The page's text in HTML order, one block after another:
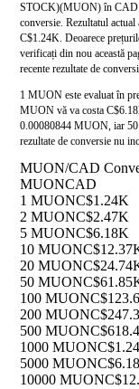
STOCK)(MUON) în CAD.
conversie. Rezultatul
C$1.24K. Deoarece
verificați din nou această
recente rezultate de
1 MUON este evaluat în
MUON vă va costa
0.00080844 MUON, iar
rezultate de conversie nu
MUON/CAD
MUONCAD
1 MUONC$1.24K
2 MUONC$2.47K
5 MUONC$6.18K
10 MUON
20 MUON
50 MUON
100 MUON
200 MUON
500 MUON
1000 MUON
5000 MUON
10000 MUON